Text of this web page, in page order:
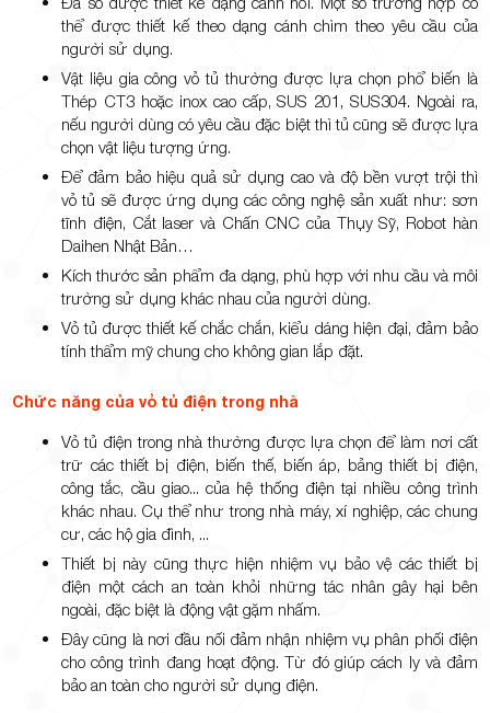
thể được thiết kế theo dạng cánh chìm theo yêu cầu của
người sử dụng.
Vật liệu gia công vỏ tủ thường được lựa chọn phổ biến là
Thép CT3 hoặc inox cao cấp, SUS 201, SUS304. Ngoài ra,
nếu người dùng có yêu cầu đặc biệt thì tủ cũng sẽ được lựa
chọn vật liệu tượng ứng.
Để đảm bảo hiệu quả sử dụng cao và độ bền vượt trội thì
vỏ tủ sẽ được ứng dụng các công nghệ sản xuất như: sơn
tĩnh điện, Cắt laser và Chấn CNC của Thụy Sỹ, Robot hàn
Daihen Nhật Bản…
Kích thước sản phẩm đa dạng, phù hợp với nhu cầu và môi
trường sử dụng khác nhau của người dùng.
Vỏ tủ được thiết kế chắc chắn, kiểu dáng hiện đại, đảm bảo
tính thẩm mỹ chung cho không gian lắp đặt.
Chức năng của vỏ tủ điện trong nhà
Vỏ tủ điện trong nhà thường được lựa chọn để làm nơi cất
trữ các thiết bị điện, biến thế, biến áp, bảng thiết bị điện,
công tắc, cầu giao... của hệ thống điện tại nhiều công trình
khác nhau. Cụ thể như trong nhà máy, xí nghiệp, các chung
cư, các hộ gia đình, ...
Thiết bị này cũng thực hiện nhiệm vụ bảo vệ các thiết bị
điện một cách an toàn khỏi những tác nhân gây hại bên
ngoài, đặc biệt là động vật gặm nhấm.
Đây cũng là nơi đầu nối đảm nhận nhiệm vụ phân phối điện
cho công trình đang hoạt động. Từ đó giúp cách ly và đảm
bảo an toàn cho người sử dụng điện.